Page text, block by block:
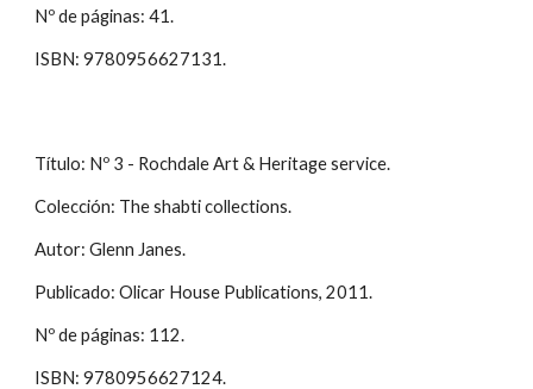
Nº de páginas: 41.
ISBN: 9780956627131.
Título: Nº 3 - Rochdale Art & Heritage service.
Colección: The shabti collections.
Autor: Glenn Janes.
Publicado: Olicar House Publications, 2011.
Nº de páginas: 112.
ISBN: 9780956627124.